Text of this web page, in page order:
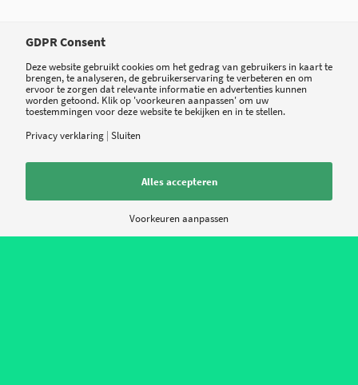
0
Plaats een Reactie
GDPR Consent
Deze website gebruikt cookies om het gedrag van gebruikers in kaart te
brengen, te analyseren, de gebruikerservaring te verbeteren en om
ervoor te zorgen dat relevante informatie en advertenties kunnen
worden getoond. Klik op 'voorkeuren aanpassen' om uw
toestemmingen voor deze website te bekijken en in te stellen.
Privacy verklaring | Sluiten
Alles accepteren
Voorkeuren aanpassen